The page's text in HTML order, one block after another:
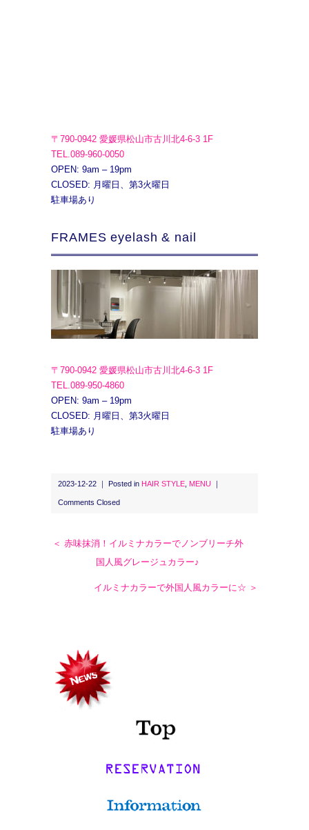
〒790-0942 愛媛県松山市古川北4-6-3 1F
TEL.089-960-0050
OPEN: 9am – 19pm
CLOSED: 月曜日、第3火曜日
駐車場あり
FRAMES eyelash & nail
〒790-0942 愛媛県松山市古川北4-6-3 1F
TEL.089-950-4860
OPEN: 9am – 19pm
CLOSED: 月曜日、第3火曜日
駐車場あり
2023-12-22 ｜ Posted in HAIR STYLE MENU
Comments Closed
＜ 赤味抹消！イルミナカラーでノンブリーチ外
国人風グレージュカラー♪
イルミナカラーで外国人風カラーに☆ ＞